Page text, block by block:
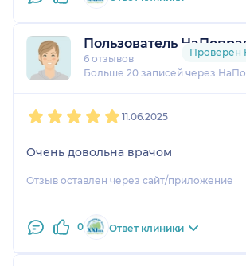
Пользователь
6 отзывов
Больше 20 записей через
Проверен
11.06.2025
Очень довольна врачом
Отзыв оставлен через сайт/приложение
0 Ответ клиники